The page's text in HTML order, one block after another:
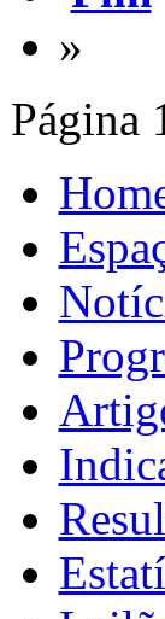
»
Página